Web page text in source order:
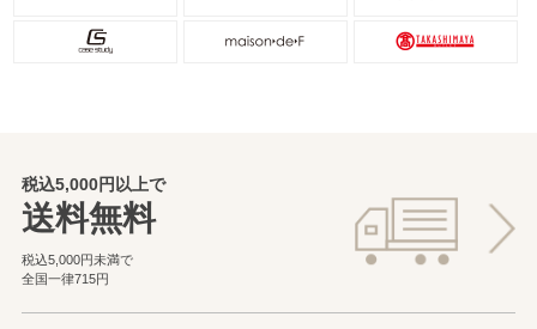
税込5,000円以上で
送料無料
税込5,000円未満で
全国一律715円